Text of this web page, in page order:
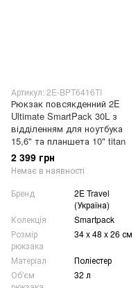
Артикул: 2E-BPT6416TI
Рюкзак повсякденний 2E
Ultimate SmartPack 30L з
відділенням для ноутбука
15,6" та планшета 10" titan
2 399 грн
Немає в наявності
Бренд
2E Travel
(Україна)
Колекція
Smartpack
Розмір
рюкзака
34 x 48 x 26 см
Матеріал
Поліестер
Об'єм
32 л